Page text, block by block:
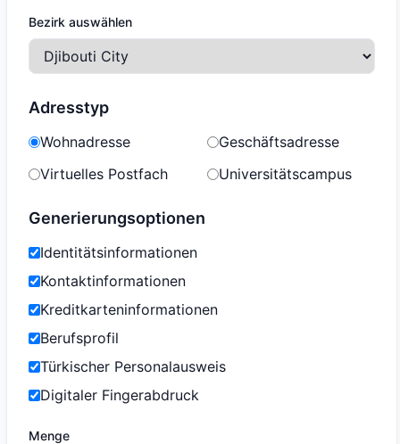
Bezirk auswählen
Adresstyp
Wohnadresse
Geschäftsadresse
Virtuelles Postfach
Universitätscampus
Generierungsoptionen
Identitätsinformationen
Kontaktinformationen
Kreditkarteninformationen
Berufsprofil
Türkischer Personalausweis
Digitaler Fingerabdruck
Menge